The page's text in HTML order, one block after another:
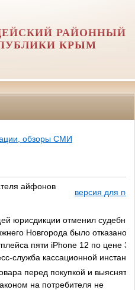
РАЙОННЫЙ
КРЫМ
обзоры СМИ
айфонов
версия для
юрисдикции отменил
Новгорода было отказано в
пяти iPhone 12 по цене 3
служба кассационной
перед покупкой и
на потребителя не